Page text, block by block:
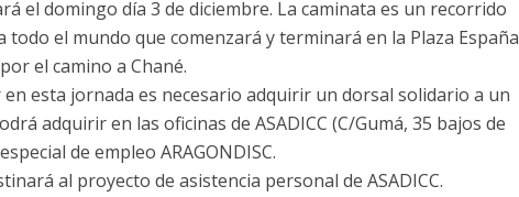
el domingo día 3 de diciembre. La caminata es un recorrido
todo el mundo que comenzará y terminará en la Plaza España
el camino a Chané.
esta jornada es necesario adquirir un dorsal solidario a un
adquirir en las oficinas de ASADICC (C/Gumá, 35 bajos de
de empleo ARAGONDISC.
al proyecto de asistencia personal de ASADICC.